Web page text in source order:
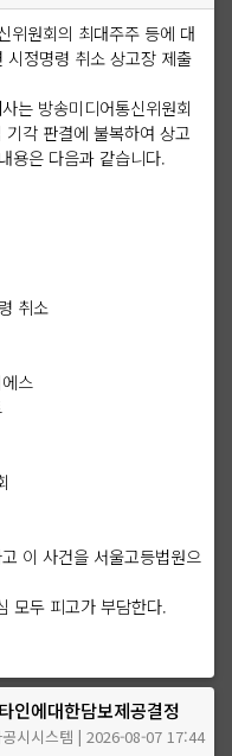
위원회의 최대주주 등에 대
시정명령 취소 상고장 제출
는 방송미디어통신위원회
각 판결에 불복하여 상고
용은 다음과 같습니다.
취소
스
이 사건을 서울고등법원으
모두 피고가 부담한다.
인에대한담보제공결정
공시시스템 | 2026-08-07 17:44